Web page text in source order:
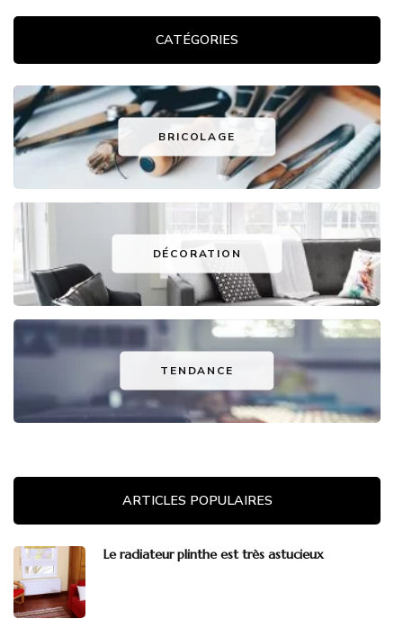
CATÉGORIES
BRICOLAGE
DÉCORATION
TENDANCE
ARTICLES POPULAIRES
Le radiateur plinthe est très astucieux